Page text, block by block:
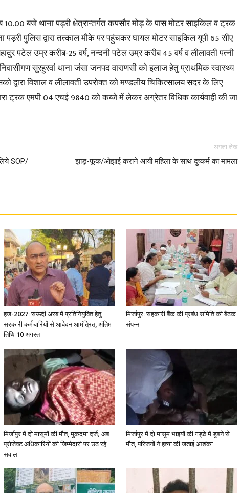
News,
in
Today
बजे थाना पड़री क्षेत्रान्तर्गत कपसौर मोड़ के पास मोटर साइकिल व ट्रक
पुलिस द्वारा तत्काल मौके पर पहुंचकर घायल मोटर साइकिल यूपी 65 सीए
पटेल उम्र करीब-25 वर्ष, नन्दनी पटेल उम्र करीब 45 वर्ष व लीलावती पत्नी
सुरहुरवां थाना जंसा जनपद वाराणसी को इलाज हेतु प्राथमिक स्वास्थ्य
द्वारा विशाल व लीलावती उपरोक्त को मण्डलीय चिकित्सालय सदर के लिए
ट्रक एमपी 04 एचई 9840 को कब्जे में लेकर अग्रेतर विधिक कार्यवाही की जा
SOP/
अगला लेख
झाड़-फूक/ओझाई कराने आयी महिला के साथ दुष्कर्म का मामला
हज-2027: सऊदी अरब में प्रतिनियुक्ति हेतु
सरकारी कर्मचारियों से आवेदन आमंत्रित, अंतिम
तिथि 10 अगस्त
मिर्जापुर: सहकारी बैंक की प्रबंध समिति की बैठक
संपन्न
मिर्जापुर में दो मासूमों की मौत, मुकदमा दर्ज; अब
प्रोजेक्ट अधिकारियों की जिम्मेदारी पर उठ रहे
सवाल
मिर्जापुर में दो मासूम भाइयों की गड्ढे में डूबने से
मौत, परिजनों ने हत्या की जताई आशंका